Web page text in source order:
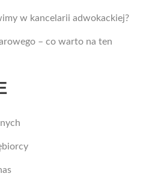
w kancelarii adwokackiej?
– co warto na ten